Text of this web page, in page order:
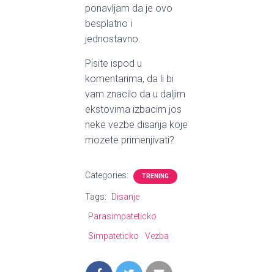
ponavljam da je ovo
besplatno i
jednostavno.
Pisite ispod u
komentarima, da li bi
vam znacilo da u daljim
ekstovima izbacim jos
neke vezbe disanja koje
mozete primenjivati?
Categories: TRENING
Tags:
Disanje
Parasimpateticko
Simpateticko
Vezba